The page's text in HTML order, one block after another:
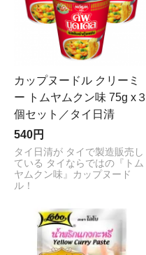
カップヌードル クリーミ
ー トムヤムクン味 75g x３
個セット／タイ日清
540円
タイ日清が タイで製造販売し
ている タイならではの『トム
ヤムクン味』カップヌード
ル！